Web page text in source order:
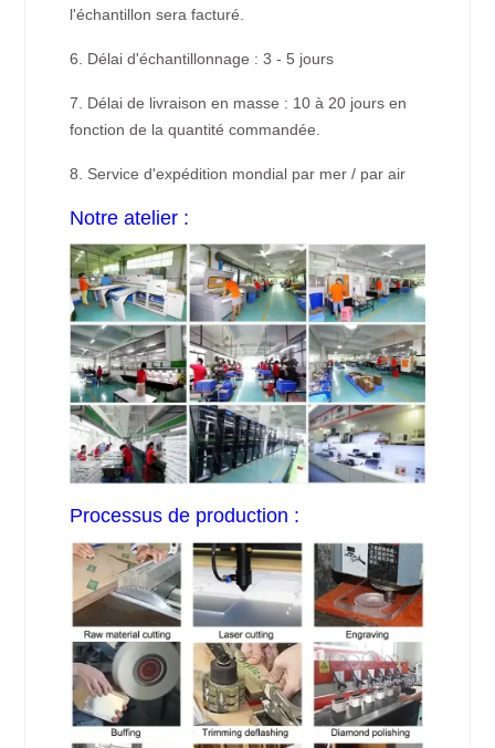
l'échantillon sera facturé.
6. Délai d'échantillonnage : 3 - 5 jours
7. Délai de livraison en masse : 10 à 20 jours en
fonction de la quantité commandée.
8. Service d'expédition mondial par mer / par air
Notre atelier :
Processus de production :